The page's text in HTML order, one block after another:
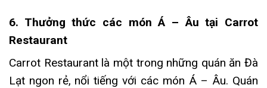
6. Thưởng thức các món Á – Âu tại Carrot
Restaurant
Carrot Restaurant là một trong những quán ăn Đà
Lạt ngon rẻ, nổi tiếng với các món Á – Âu. Quán